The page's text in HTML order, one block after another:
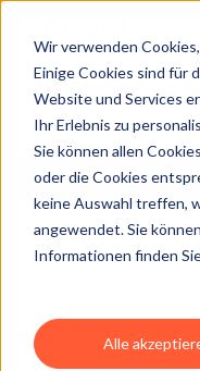
Wir verwenden
Einige Cookies sind für
Website und Services
Ihr Erlebnis zu
Sie können allen
oder die Cookies
keine Auswahl treffen,
angewendet. Sie
Informationen finden
Alle
Customizing
developers.
Erstellen.
Wachsen.